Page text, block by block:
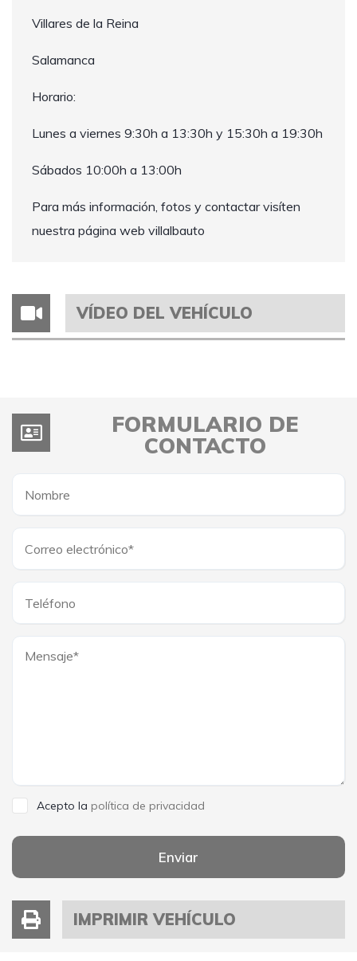
Villares de la Reina
Salamanca
Horario:
Lunes a viernes 9:30h a 13:30h y 15:30h a 19:30h
Sábados 10:00h a 13:00h
Para más información, fotos y contactar visíten
nuestra página web villalbauto
VÍDEO DEL VEHÍCULO
FORMULARIO DE
CONTACTO
Acepto la política de privacidad
Enviar
IMPRIMIR VEHÍCULO